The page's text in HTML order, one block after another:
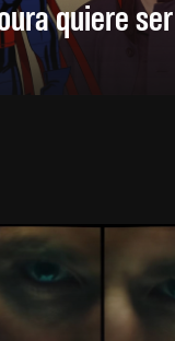
quiere